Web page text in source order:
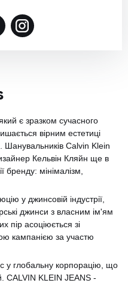
є зразком сучасного
вірним естетиці
Шанувальників Calvin Klein
Кельвін Кляйн ще в
бренду: мінімалізм,
у джинсовій індустрії,
джинси з власним ім'ям
пір асоціюється зі
кампанією за участю
у глобальну корпорацію, що
CALVIN KLEIN JEANS -